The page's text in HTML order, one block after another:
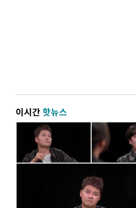
이시간핫뉴스